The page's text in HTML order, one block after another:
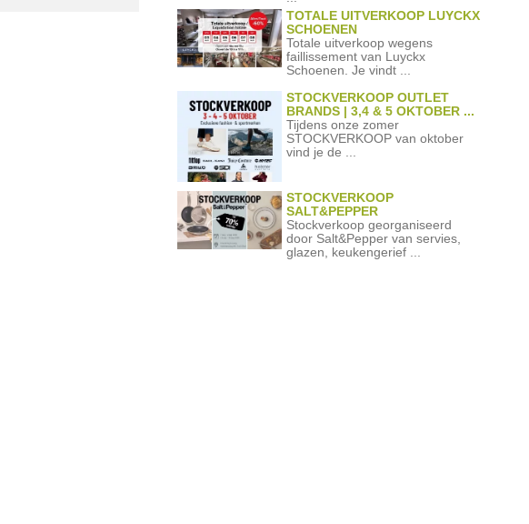
TOTALE UITVERKOOP LUYCKX
SCHOENEN
Totale uitverkoop wegens
faillissement van Luyckx
Schoenen. Je vindt ...
STOCKVERKOOP OUTLET
BRANDS | 3,4 & 5 OKTOBER ...
Tijdens onze zomer
STOCKVERKOOP van oktober
vind je de ...
STOCKVERKOOP
SALT&PEPPER
Stockverkoop georganiseerd
door Salt&Pepper van servies,
glazen, keukengerief ...